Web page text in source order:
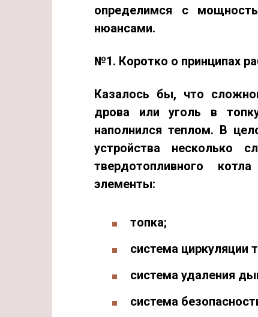
определимся с
нюансами.
№1. Коротко о принципах
Казалось бы, что
дрова или уголь в
наполнился теплом. В
устройства несколько
твердотопливного
элементы:
топка;
система циркуляции
система удаления
система